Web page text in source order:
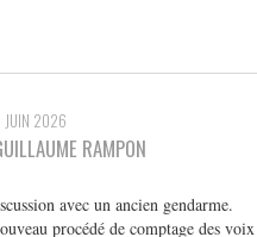
JUIN 2026
RAMPON
avec un ancien gendarme.
procédé de comptage des